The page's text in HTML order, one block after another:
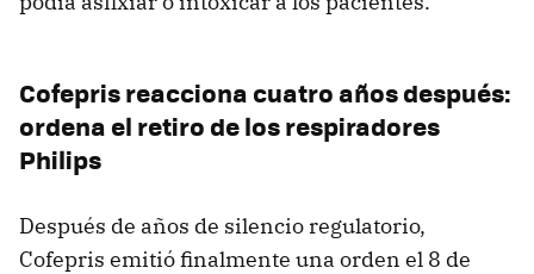
Cofepris reacciona cuatro años después:
ordena el retiro de los respiradores
Philips
Después de años de silencio regulatorio,
Cofepris emitió finalmente una orden el 8 de